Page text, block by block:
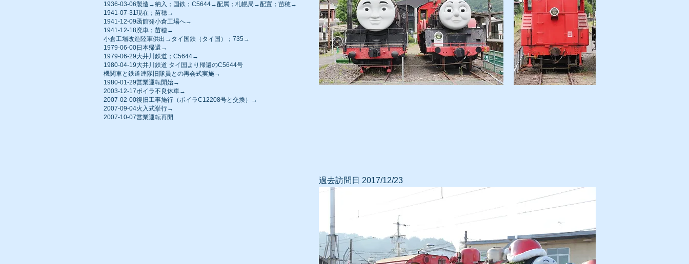
1936-03-06製造→納入；国鉄；C5644→配属；札幌局→配置；苗穂→
1941-07-31現在；苗穂→
1941-12-09函館発小倉工場へ→
1941-12-18廃車；苗穂→
小倉工場改造陸軍供出→タイ国鉄（タイ国）；735→
1979-06-00日本帰還→
1979-06-29大井川鉄道；C5644→
1980-04-19大井川鉄道 タイ国より帰還のC5644号
機関車と鉄道連隊旧隊員との再会式実施→
1980-01-29営業運転開始→
2003-12-17ボイラ不良休車→
2007-02-00復旧工事施行（ボイラC12208号と交換）→
2007-09-04火入式挙行→
2007-10-07営業運転再開
過去訪問日 2017/12/23